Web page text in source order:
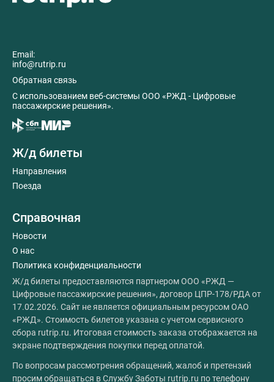
Email:
info@rutrip.ru
Обратная связь
C использованием веб-системы ООО «РЖД - Цифровые
пассажирские решения».
Ж/д билеты
Направления
Поезда
Справочная
Новости
О нас
Политика конфиденциальности
Ж/д билеты предоставляются партнером ООО «РЖД —
Цифровые пассажирские решения», договор ЦПР-178/РДА от
17.02.2026. Сайт не является официальным ресурсом ОАО
«РЖД». Стоимость билетов указана с учетом сервисного
сбора rutrip.ru. Итоговая стоимость заказа отображается на
экране подтверждения покупки перед оплатой.
По вопросам рассмотрения обращений, жалоб и претензий
просим обращаться в Службу Заботы rutrip.ru по телефону